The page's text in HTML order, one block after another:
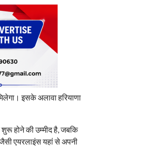
इसके अलावा हरियाणा
होने की उम्मीद है, जबकि
एयरलाइंस यहां से अपनी